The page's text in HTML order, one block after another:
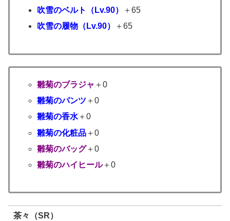
吹雪のベルト（Lv.90）
＋65
吹雪の履物（Lv.90）
＋65
雛菊のブラジャ ＋0
雛菊のパンツ ＋0
雛菊の香水＋0
雛菊の化粧品 ＋0
雛菊のバッグ＋0
雛菊のハイヒール＋0
茶々（SR）